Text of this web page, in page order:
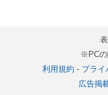
※PCの
利用規約 - プライ
広告掲